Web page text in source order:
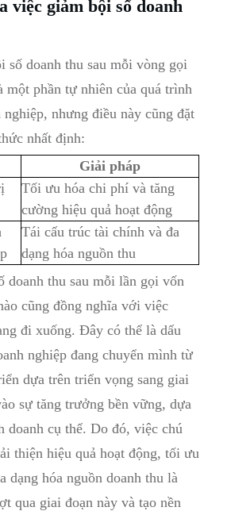
việc giảm bội số doanh
số doanh thu sau mỗi vòng gọi
một phần tự nhiên của quá trình
nghiệp, nhưng điều này cũng đặt
nhất định:
Giải pháp
Tối ưu hóa chi phí và tăng
cường hiệu quả hoạt động
Tái cấu trúc tài chính và đa
dạng hóa nguồn thu
doanh thu sau mỗi lần gọi vốn
cũng đồng nghĩa với việc
đi xuống. Đây có thể là dấu
nghiệp đang chuyển mình từ
dựa trên triển vọng sang giai
sự tăng trưởng bền vững, dựa
doanh cụ thể. Do đó, việc chú
thiện hiệu quả hoạt động, tối ưu
dạng hóa nguồn doanh thu là
qua giai đoạn này và tạo nền